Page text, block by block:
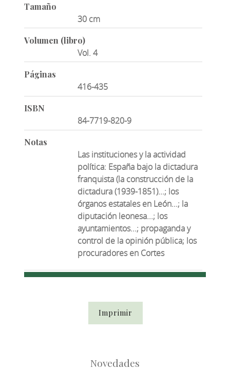
Tamaño
30 cm
Volumen (libro)
Vol. 4
Páginas
416-435
ISBN
84-7719-820-9
Notas
Las instituciones y la actividad
política: España bajo la dictadura
franquista (la construcción de la
dictadura (1939-1851)...; los
órganos estatales en León...; la
diputación leonesa...; los
ayuntamientos...; propaganda y
control de la opinión pública; los
procuradores en Cortes
Imprimir
Novedades